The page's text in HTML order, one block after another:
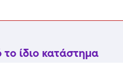
ίδιο κατάστημα